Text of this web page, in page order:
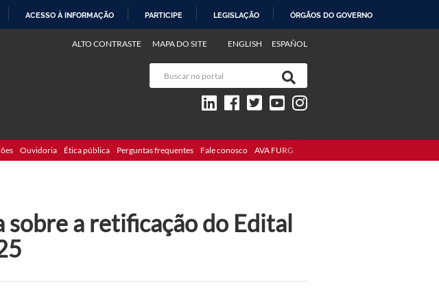
ACESSO À INFORMAÇÃO PARTICIPE LEGISLAÇÃO ÓRGÃOS DO GOVERNO
ENGLISH ESPAÑOL
ALTO CONTRASTE MAPA DO SITE
Ouvidoria Ética pública Perguntas frequentes Fale conosco AVA FURG
sobre a retificação do Edital